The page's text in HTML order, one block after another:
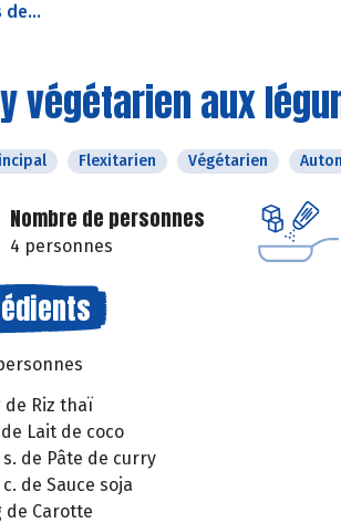
de...
végétarien aux
Flexitarien Végétarien
Nombre de personnes
4 personnes
de Riz thaï
Lait de coco
s. de Pâte de curry
c. de Sauce soja
de Carotte